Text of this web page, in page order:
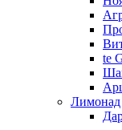
te
Лимонад